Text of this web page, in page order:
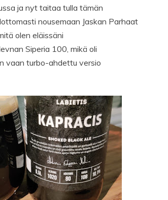
ja nyt taitaa tulla tämän
nousemaan Jaskan Parhaat
olen eläissäni
Siperia 100, mikä oli
vaan turbo-ahdettu versio